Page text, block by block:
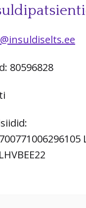
80596828